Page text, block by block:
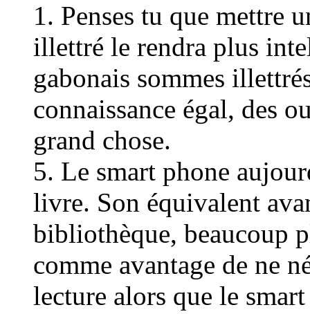
1. Penses tu que mettre
illettré le rendra plus
gabonais sommes
connaissance égal, des
grand chose.
5. Le smart phone
livre. Son équivalent
bibliothèque, beaucoup
comme avantage de ne
lecture alors que le